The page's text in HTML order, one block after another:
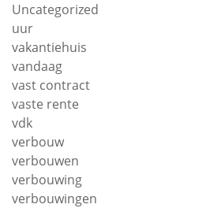
Uncategorized
uur
vakantiehuis
vandaag
vast contract
vaste rente
vdk
verbouw
verbouwen
verbouwing
verbouwingen